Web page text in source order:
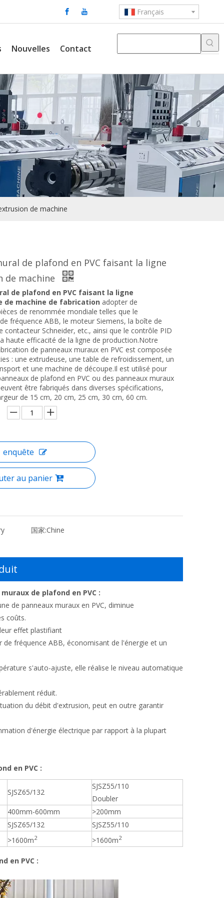
Français
Nouvelles Contact
de machine
de plafond en PVC faisant la ligne
de machine
de plafond en PVC faisant la ligne
de machine de fabrication adopter de
de renommée mondiale telles que le
fréquence ABB, le moteur Siemens, la boîte de
contacteur Schneider, etc., ainsi que le contrôle PID
haute efficacité de la ligne de production.Notre
de panneaux muraux en PVC est composée
: une extrudeuse, une table de refroidissement, un
et une machine de découpe.Il est utilisé pour
de plafond en PVC ou des panneaux muraux
être fabriqués dans diverses spécifications,
de 15 cm, 20 cm, 25 cm, 30 cm, 60 cm.
enquête
au panier
国家:Chine
de plafond en PVC :
de panneaux muraux en PVC, diminue
coûts.
effet plastifiant
fréquence ABB, économisant de l'énergie et un
s'auto-ajuste, elle réalise le niveau automatique
réduit.
du débit d'extrusion, peut en outre garantir
d'énergie électrique par rapport à la plupart
en PVC :
SJSZ65/132
SJSZ55/110
Doubler
400mm-600mm
>200mm
SJSZ65/132
SJSZ55/110
>1600m2 >1600m2
en PVC :